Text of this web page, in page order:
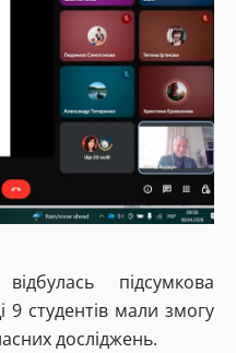
підсумкова
9 студентів мали змогу
досліджень.